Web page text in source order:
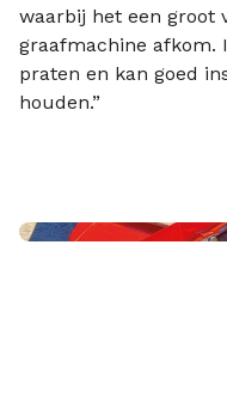
waarbij het een groot
graafmachine afkom.
praten en kan goed
houden.”